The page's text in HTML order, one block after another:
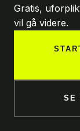
Gratis,
vil gå videre.
SE